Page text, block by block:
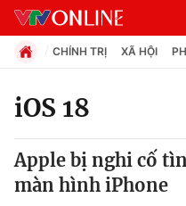
Chuyên mục
Chính trị
CHÍNH TRỊ XÃ HỘI
iOS 18
Apple bị nghi cố
màn hình iPhone